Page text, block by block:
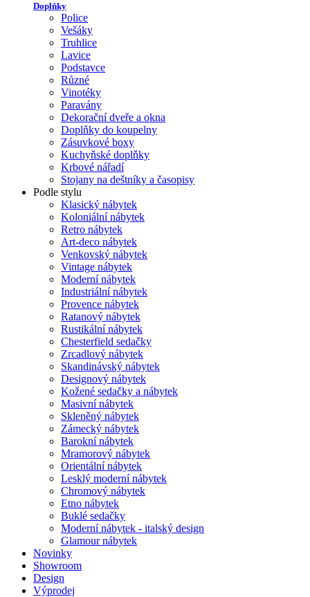
Doplňky
Police
Vešáky
Truhlice
Lavice
Podstavce
Různé
Vinotéky
Paravány
Dekorační dveře a okna
Doplňky do koupelny
Zásuvkové boxy
Kuchyňské doplňky
Krbové nářadí
Stojany na deštníky a časopisy
Podle stylu
Klasický nábytek
Koloniální nábytek
Retro nábytek
Art-deco nábytek
Venkovský nábytek
Vintage nábytek
Moderní nábytek
Industriální nábytek
Provence nábytek
Ratanový nábytek
Rustikální nábytek
Chesterfield sedačky
Zrcadlový nábytek
Skandinávský nábytek
Designový nábytek
Kožené sedačky a nábytek
Masivní nábytek
Skleněný nábytek
Zámecký nábytek
Barokní nábytek
Mramorový nábytek
Orientální nábytek
Lesklý moderní nábytek
Chromový nábytek
Etno nábytek
Buklé sedačky
Moderní nábytek - italský design
Glamour nábytek
Novinky
Showroom
Design
Výprodej